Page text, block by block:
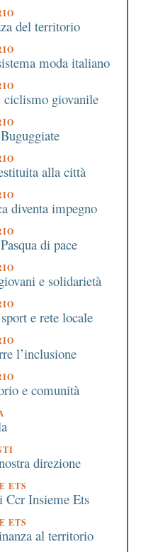
del territorio
moda italiano
ciclismo giovanile
alla città
diventa impegno
di pace
e solidarietà
e rete locale
l’inclusione
e comunità
direzione
ETS
Ccr Insieme Ets
ETS
al territorio